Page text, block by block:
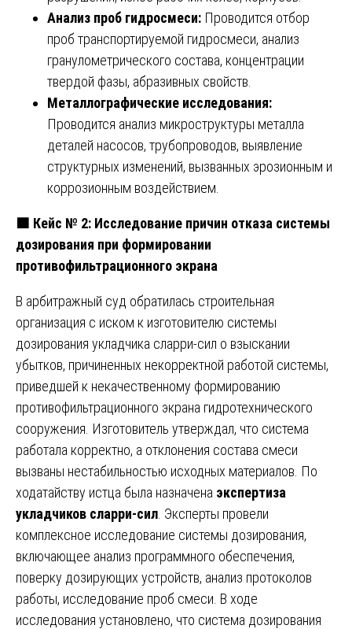
Анализ проб гидросмеси: Проводится отбор
проб транспортируемой гидросмеси, анализ
гранулометрического состава, концентрации
твердой фазы, абразивных свойств.
Металлографические исследования:
Проводится анализ микроструктуры металла
деталей насосов, трубопроводов, выявление
структурных изменений, вызванных эрозионным и
коррозионным воздействием.
🟧 Кейс № 2: Исследование причин отказа системы
дозирования при формировании
противофильтрационного экрана
В арбитражный суд обратилась строительная
организация с иском к изготовителю системы
дозирования укладчика сларри-сил о взыскании
убытков, причиненных некорректной работой системы,
приведшей к некачественному формированию
противофильтрационного экрана гидротехнического
сооружения. Изготовитель утверждал, что система
работала корректно, а отклонения состава смеси
вызваны нестабильностью исходных материалов. По
ходатайству истца была назначена экспертиза
укладчиков сларри-сил . Эксперты провели
комплексное исследование системы дозирования,
включающее анализ программного обеспечения,
поверку дозирующих устройств, анализ протоколов
работы, исследование проб смеси. В ходе
исследования установлено, что система дозирования